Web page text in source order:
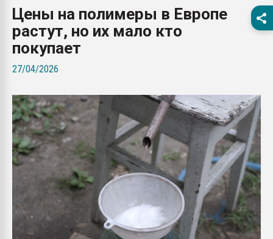
пластмасс
28.07.2026
ПЕРЕЙТИ НА
Цены на полимеры в Европе
растут, но их мало кто
покупает
27/04/2026